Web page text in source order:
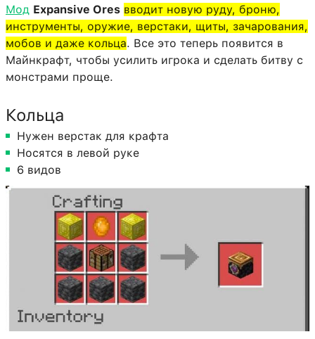
Мод Expansive Ores вводит новую руду, броню,
инструменты, оружие, верстаки, щиты, зачарования,
мобов и даже кольца. Все это теперь появится в
Майнкрафт, чтобы усилить игрока и сделать битву с
монстрами проще.
Кольца
Нужен верстак для крафта
Носятся в левой руке
6 видов